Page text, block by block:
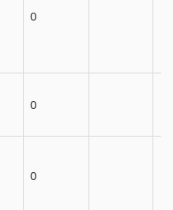
0
0
0